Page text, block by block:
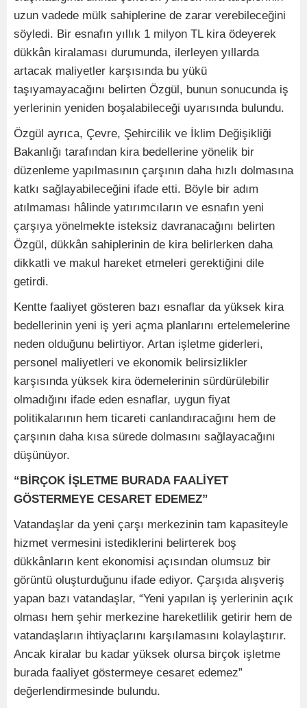
uzun vadede mülk sahiplerine de zarar verebileceğini
söyledi. Bir esnafın yıllık 1 milyon TL kira ödeyerek
dükkân kiralaması durumunda, ilerleyen yıllarda
artacak maliyetler karşısında bu yükü
taşıyamayacağını belirten Özgül, bunun sonucunda iş
yerlerinin yeniden boşalabileceği uyarısında bulundu.
Özgül ayrıca, Çevre, Şehircilik ve İklim Değişikliği
Bakanlığı tarafından kira bedellerine yönelik bir
düzenleme yapılmasının çarşının daha hızlı dolmasına
katkı sağlayabileceğini ifade etti. Böyle bir adım
atılmaması hâlinde yatırımcıların ve esnafın yeni
çarşıya yönelmekte isteksiz davranacağını belirten
Özgül, dükkân sahiplerinin de kira belirlerken daha
dikkatli ve makul hareket etmeleri gerektiğini dile
getirdi.
Kentte faaliyet gösteren bazı esnaflar da yüksek kira
bedellerinin yeni iş yeri açma planlarını ertelemelerine
neden olduğunu belirtiyor. Artan işletme giderleri,
personel maliyetleri ve ekonomik belirsizlikler
karşısında yüksek kira ödemelerinin sürdürülebilir
olmadığını ifade eden esnaflar, uygun fiyat
politikalarının hem ticareti canlandıracağını hem de
çarşının daha kısa sürede dolmasını sağlayacağını
düşünüyor.
“BİRÇOK İŞLETME BURADA FAALİYET
GÖSTERMEYE CESARET EDEMEZ”
Vatandaşlar da yeni çarşı merkezinin tam kapasiteyle
hizmet vermesini istediklerini belirterek boş
dükkânların kent ekonomisi açısından olumsuz bir
görüntü oluşturduğunu ifade ediyor. Çarşıda alışveriş
yapan bazı vatandaşlar, “Yeni yapılan iş yerlerinin açık
olması hem şehir merkezine hareketlilik getirir hem de
vatandaşların ihtiyaçlarını karşılamasını kolaylaştırır.
Ancak kiralar bu kadar yüksek olursa birçok işletme
burada faaliyet göstermeye cesaret edemez”
değerlendirmesinde bulundu.